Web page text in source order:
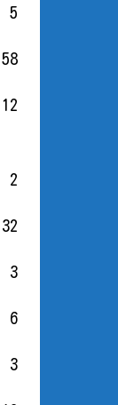
5
58
12
2
32
3
6
3